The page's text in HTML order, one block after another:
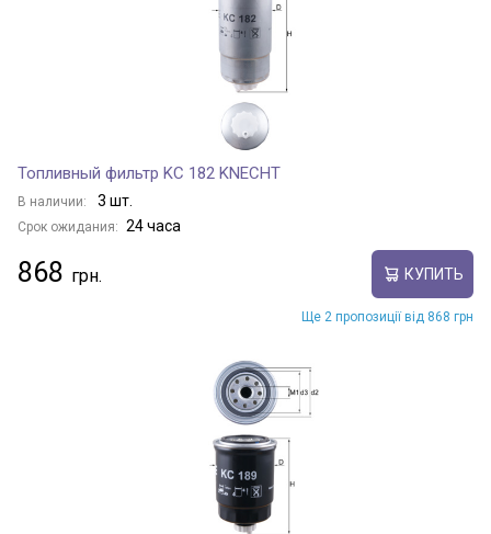
Топливный фильтр KC 182 KNECHT
В наличии: 3 шт.
Срок ожидания: 24 часа
868 КУПИТЬ
Ще 2 пропозиції від 868 грн